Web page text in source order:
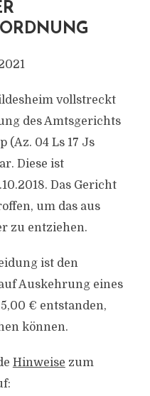
E
vollstreckt
des Amtsgerichts
(Az. 04 Ls 17 Js
Diese ist
Das Gericht
um das aus
zu entziehen.
ist den
Auskehrung eines
€ entstanden,
können.
Hinweise zum